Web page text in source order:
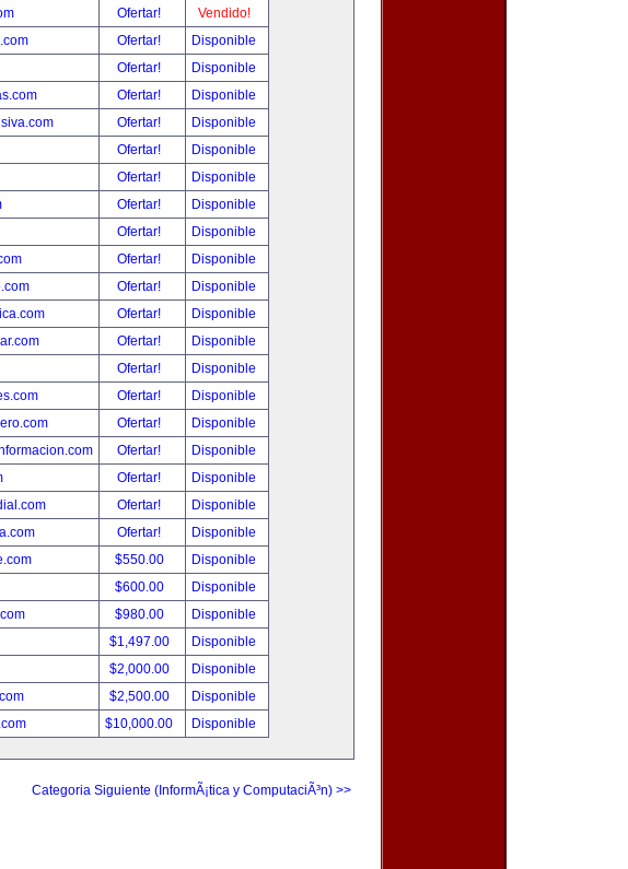
Ofertar!
Vendido!
Ofertar!
Disponible
Ofertar!
Disponible
Ofertar!
Disponible
Ofertar!
Disponible
Ofertar!
Disponible
Ofertar!
Disponible
Ofertar!
Disponible
Ofertar!
Disponible
Ofertar!
Disponible
Ofertar!
Disponible
Ofertar!
Disponible
Ofertar!
Disponible
Ofertar!
Disponible
Ofertar!
Disponible
Ofertar!
Disponible
Ofertar!
Disponible
Ofertar!
Disponible
Ofertar!
Disponible
Ofertar!
Disponible
$550.00
Disponible
$600.00
Disponible
$980.00
Disponible
$1,497.00
Disponible
$2,000.00
Disponible
$2,500.00
Disponible
$10,000.00 Disponible
Categoria Siguiente (InformÃ¡tica y ComputaciÃ³n) >>